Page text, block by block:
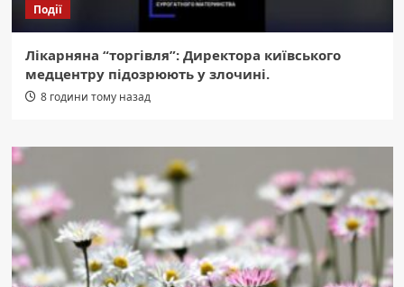
Події
Лікарняна “торгівля”: Директора київського
медцентру підозрюють у злочині.
8 години тому назад